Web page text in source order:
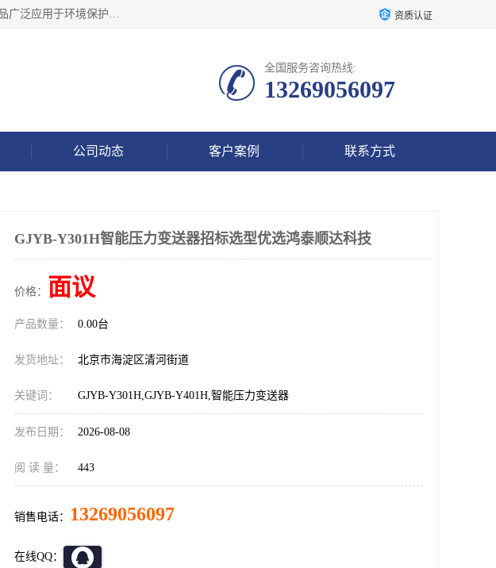
北京鸿泰顺达科技有限公司主要经营电子产品、机械设备、通讯设备、五金、交电等电子机械类产品；产品广泛应用于环境保护、石油化工、电力电子、冶金建筑、煤炭、农业、卫生防疫、教育科研等行业。并成功的与各地环境监测站、污水处理厂、卷烟厂、电厂、高校、科学院所、卫生防疫部门、煤矿、石化厂等用户建立了密切的合作关系。 资质认证
全国服务咨询热线:
13269056097
公司动态 客户案例 联系方式
GJYB-Y301H智能压力变送器招标选型优选鸿泰顺达科技
价格： 面议
产品数量： 0.00台
发货地址： 北京市海淀区清河街道
关键词： GJYB-Y301H,GJYB-Y401H,智能压力变送器
发布日期： 2026-08-08
阅 读 量： 443
销售电话： 13269056097
在线QQ：